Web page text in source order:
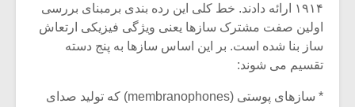
۱۹۱۴ ارائه دادند. خط کلی این رده بندی برمبنای بررسی
اولین صفت مشترک سازها یعنی ویژگی فیزیکی ارتعاش
ساز بنا شده است. بر این اساس سازها به پنج دسته
تقسیم می شوند:
* سازهای پوستی (membranophones) که تولید صدای